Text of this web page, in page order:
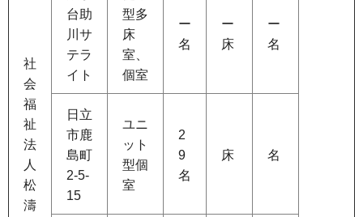
社
会
福
祉
法
人
松
濤
台助
川サ
テラ
イト
型多
床
室、
個室
ー
名
ー
床
ー
名
日立
市鹿
島町
2-5-
15
ユニ
ット
型個
室
2
9
名
床 名